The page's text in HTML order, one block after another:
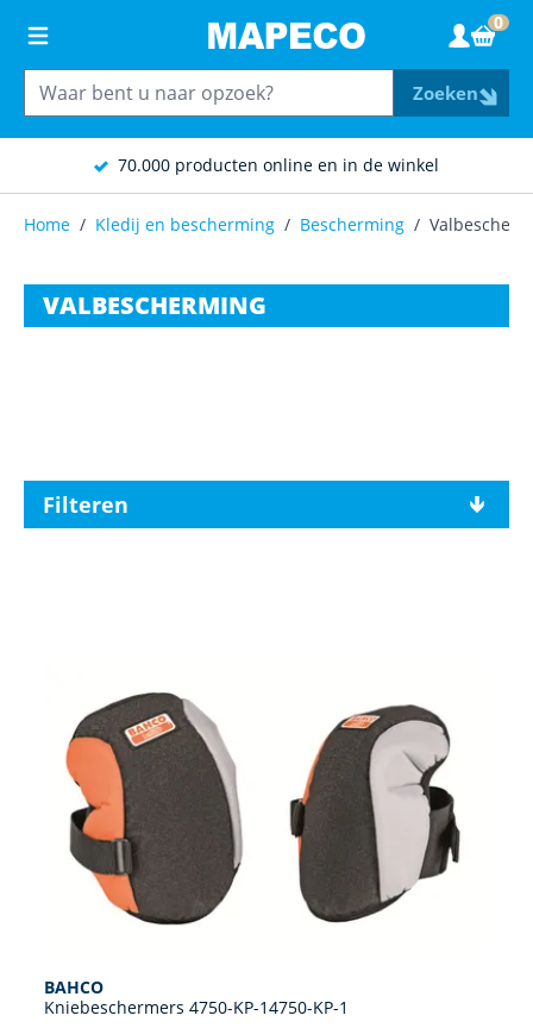
70.000 producten online en in de winkel
Zoeken
0
Home / Kledij en bescherming / Bescherming /
VALBESCHERMING
Filteren
BAHCO
Kniebeschermers 4750-KP-14750-KP-1